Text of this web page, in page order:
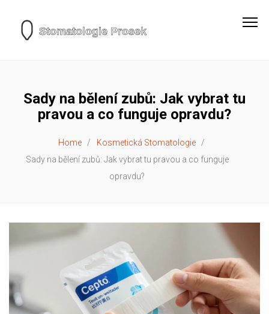
Sady na bělení zubů: Jak vybrat tu
pravou a co funguje opravdu?
Home
Kosmetická Stomatologie
Sady na bělení zubů: Jak vybrat tu pravou a co funguje
opravdu?